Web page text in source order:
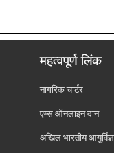
महत्वपूर्ण लिंक
नागरिक चार्टर
एम्स ऑनलाइन दान
अखिल भारतीय